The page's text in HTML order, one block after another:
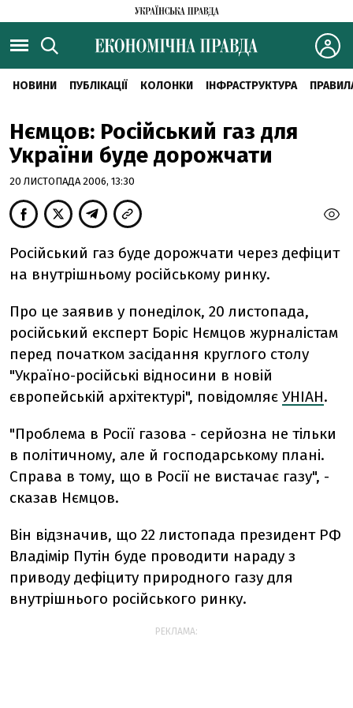
НОВИНИ ПУБЛІКАЦІЇ КОЛОНКИ ІНФРАСТРУКТУРА
Нємцов: Російський газ для
України буде дорожчати
20 ЛИСТОПАДА 2006, 13:30
Російський газ буде дорожчати через дефіцит
на внутрішньому російському ринку.
Про це заявив у понеділок, 20 листопада,
російський експерт Боріс Нємцов журналістам
перед початком засідання круглого столу
"Україно-російські відносини в новій
європейській архітектурі", повідомляє УНІАН.
"Проблема в Росії газова - серйозна не тільки
в політичному, але й господарському плані.
Справа в тому, що в Росії не вистачає газу", -
сказав Нємцов.
Він відзначив, що 22 листопада президент РФ
Владімір Путін буде проводити нараду з
приводу дефіциту природного газу для
внутрішнього російського ринку.
РЕКЛАМА: